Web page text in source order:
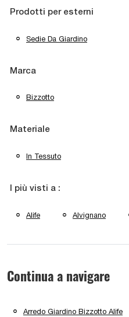
Prodotti per esterni
Sedie Da Giardino
Marca
Bizzotto
Materiale
In Tessuto
I più visti a :
Alife Alvignano
Continua a navigare
Arredo Giardino Bizzotto Alife